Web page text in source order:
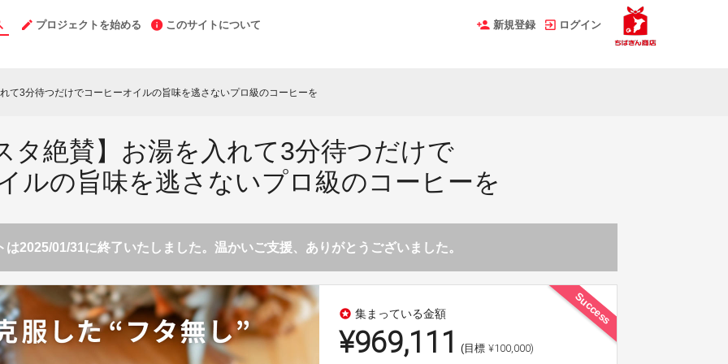
プロジェクトを始める このサイトについて 新規登録 ログイン
て3分待つだけでコーヒーオイルの旨味を逃さないプロ級のコーヒーを
タ絶賛】お湯を入れて3分待つだけで
ルの旨味を逃さないプロ級のコーヒーを
は2025/01/31に終了いたしました。温かいご支援、ありがとうございました。
Success
stars 集まっている金額
¥969,111 (目標 ¥100,000)